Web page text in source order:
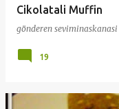
Cikolatali Muffin
gönderen seviminaskanasi
19